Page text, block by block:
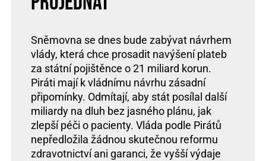
Sněmovna se dnes bude zabývat návrhem
vlády, která chce prosadit navýšení plateb
za státní pojištěnce o 21 miliard korun.
Piráti mají k vládnímu návrhu zásadní
připomínky. Odmítají, aby stát posílal další
miliardy na dluh bez jasného plánu, jak
zlepší péči o pacienty. Vláda podle Pirátů
nepředložila žádnou skutečnou reformu
zdravotnictví ani garanci, že vyšší výdaje